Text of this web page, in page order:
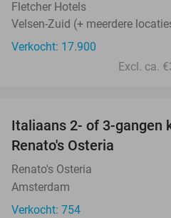
Fletcher Hotels
Velsen-Zuid (+ meerdere
Verkocht: 17.900
Excl. ca.
Italiaans 2- of 3-gangen
Renato's Osteria
Renato's Osteria
Amsterdam
Verkocht: 754